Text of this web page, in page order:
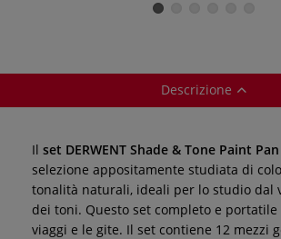
Descrizione
Il set DERWENT Shade & Tone Paint Pan
selezione appositamente studiata di
tonalità naturali, ideali per lo studio dal
dei toni. Questo set completo e
viaggi e le gite. Il set contiene 12 mezzi